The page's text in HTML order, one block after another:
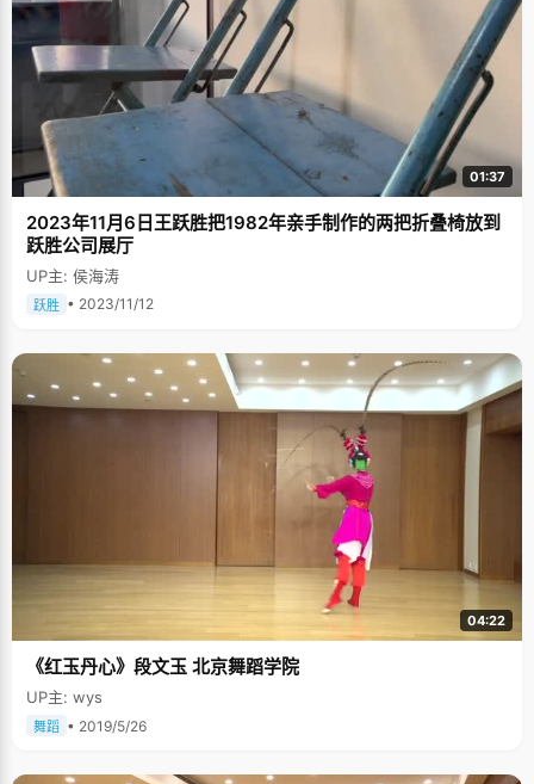
01:37
2023年11月6日王跃胜把1982年亲手制作的两把折叠椅放到
跃胜公司展厅
UP主: 侯海涛
跃胜 • 2023/11/12
04:22
《红玉丹心》段文玉 北京舞蹈学院
UP主: wys
舞蹈 • 2019/5/26